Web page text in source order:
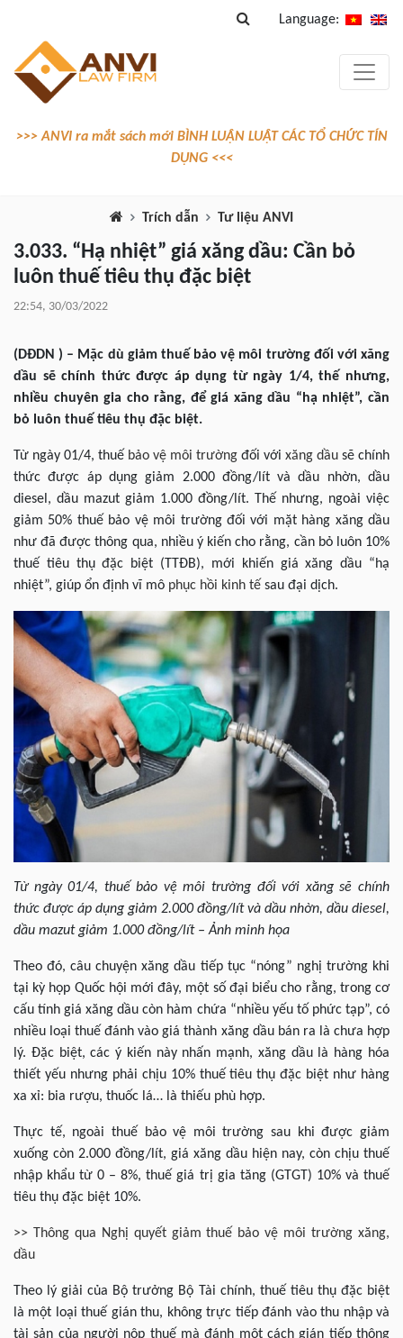
Language:
>>> ANVI ra mắt sách mới BÌNH LUẬN LUẬT CÁC TỔ CHỨC TÍN
DỤNG <<<
Trích dẫn Tư liệu ANVI
3.033. “Hạ nhiệt” giá xăng dầu: Cần bỏ
luôn thuế tiêu thụ đặc biệt
22:54, 30/03/2022
(DĐDN ) – Mặc dù giảm thuế bảo vệ môi trường đối với xăng
dầu sẽ chính thức được áp dụng từ ngày 1/4, thế nhưng,
nhiều chuyên gia cho rằng, để giá xăng dầu “hạ nhiệt”, cần
bỏ luôn thuế tiêu thụ đặc biệt.
Từ ngày 01/4, thuế bảo vệ môi trường đối với xăng dầu sẽ chính
thức được áp dụng giảm 2.000 đồng/lít và dầu nhờn, dầu
diesel, dầu mazut giảm 1.000 đồng/lít. Thế nhưng, ngoài việc
giảm 50% thuế bảo vệ môi trường đối với mặt hàng xăng dầu
như đã được thông qua, nhiều ý kiến cho rằng, cần bỏ luôn 10%
thuế tiêu thụ đặc biệt (TTĐB), mới khiến giá xăng dầu “hạ
nhiệt”, giúp ổn định vĩ mô phục hồi kinh tế sau đại dịch.
Từ ngày 01/4, thuế bảo vệ môi trường đối với xăng sẽ chính
thức được áp dụng giảm 2.000 đồng/lít và dầu nhờn, dầu diesel,
dầu mazut giảm 1.000 đồng/lít – Ảnh minh họa
Theo đó, câu chuyện xăng dầu tiếp tục “nóng” nghị trường khi
tại kỳ họp Quốc hội mới đây, một số đại biểu cho rằng, trong cơ
cấu tính giá xăng dầu còn hàm chứa “nhiều yếu tố phức tạp”, có
nhiều loại thuế đánh vào giá thành xăng dầu bán ra là chưa hợp
lý. Đặc biệt, các ý kiến này nhấn mạnh, xăng dầu là hàng hóa
thiết yếu nhưng phải chịu 10% thuế tiêu thụ đặc biệt như hàng
xa xỉ: bia rượu, thuốc lá… là thiếu phù hợp.
Thực tế, ngoài thuế bảo vệ môi trường sau khi được giảm
xuống còn 2.000 đồng/lít, giá xăng dầu hiện nay, còn chịu thuế
nhập khẩu từ 0 – 8%, thuế giá trị gia tăng (GTGT) 10% và thuế
tiêu thụ đặc biệt 10%.
>> Thông qua Nghị quyết giảm thuế bảo vệ môi trường xăng,
dầu
Theo lý giải của Bộ trưởng Bộ Tài chính, thuế tiêu thụ đặc biệt
là một loại thuế gián thu, không trực tiếp đánh vào thu nhập và
tài sản của người nộp thuế mà đánh một cách gián tiếp thông